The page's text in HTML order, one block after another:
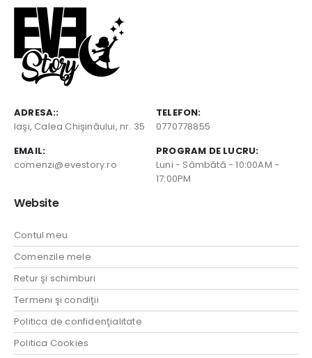
ADRESA::
Iaşi, Calea Chişinăului, nr. 35
TELEFON:
0770778855
EMAIL:
comenzi@evestory.ro
PROGRAM DE LUCRU:
Luni - Sâmbătă - 10:00AM -
17:00PM
Website
Contul meu
Comenzile mele
Retur şi schimburi
Termeni şi condiţii
Politica de confidenţialitate
Politica Cookies